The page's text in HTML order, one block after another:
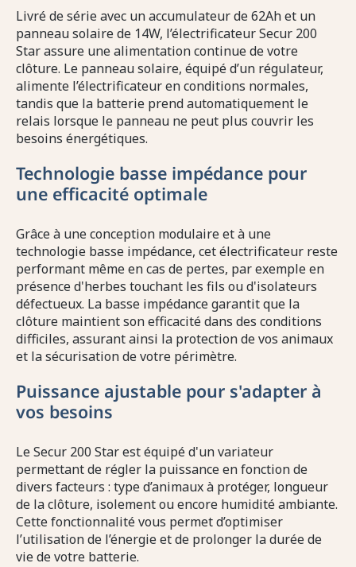
Livré de série avec un accumulateur de 62Ah et un
panneau solaire de 14W, l’électrificateur Secur 200
Star assure une alimentation continue de votre
clôture. Le panneau solaire, équipé d’un régulateur,
alimente l’électrificateur en conditions normales,
tandis que la batterie prend automatiquement le
relais lorsque le panneau ne peut plus couvrir les
besoins énergétiques.
Technologie basse impédance pour
une efficacité optimale
Grâce à une conception modulaire et à une
technologie basse impédance, cet électrificateur reste
performant même en cas de pertes, par exemple en
présence d'herbes touchant les fils ou d'isolateurs
défectueux. La basse impédance garantit que la
clôture maintient son efficacité dans des conditions
difficiles, assurant ainsi la protection de vos animaux
et la sécurisation de votre périmètre.
Puissance ajustable pour s'adapter à
vos besoins
Le Secur 200 Star est équipé d'un variateur
permettant de régler la puissance en fonction de
divers facteurs : type d’animaux à protéger, longueur
de la clôture, isolement ou encore humidité ambiante.
Cette fonctionnalité vous permet d’optimiser
l’utilisation de l’énergie et de prolonger la durée de
vie de votre batterie.